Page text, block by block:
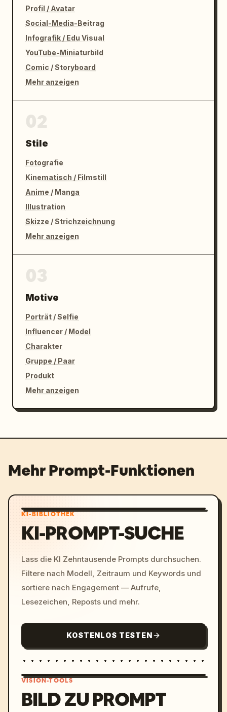
Profil / Avatar
Social-Media-Beitrag
Infografik / Edu Visual
YouTube-Miniaturbild
Comic / Storyboard
Mehr anzeigen
Stile
Fotografie
Kinematisch / Filmstill
Anime / Manga
Illustration
Skizze / Strichzeichnung
Mehr anzeigen
Motive
Porträt / Selfie
Influencer / Model
Charakter
Gruppe / Paar
Produkt
Mehr anzeigen
Mehr Prompt-Funktionen
KI-BIBLIOTHEK
KI-PROMPT-SUCHE
Lass die KI Zehntausende Prompts durchsuchen.
Filtere nach Modell, Zeitraum und Keywords und
sortiere nach Engagement — Aufrufe,
Lesezeichen, Reposts und mehr.
KOSTENLOS TESTEN
VISION-TOOLS
BILD ZU PROMPT